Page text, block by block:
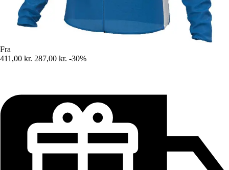
Fra
411,00 kr. 287,00 kr. -30%